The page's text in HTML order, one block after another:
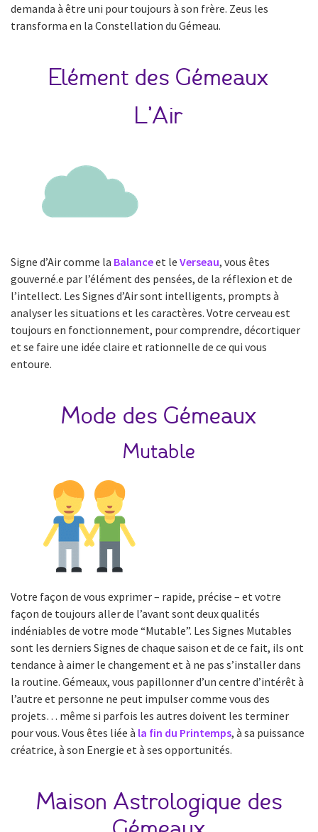
demanda à être uni pour toujours à son frère. Zeus les
transforma en la Constellation du Gémeau.
Elément des Gémeaux
L’Air
Signe d’Air comme la Balanceet le Verseau, vous êtes
gouverné.e par l’élément des pensées, de la réflexion et de
l’intellect. Les Signes d’Air sont intelligents, prompts à
analyser les situations et les caractères. Votre cerveau est
toujours en fonctionnement, pour comprendre, décortiquer
et se faire une idée claire et rationnelle de ce qui vous
entoure.
Mode des Gémeaux
Mutable
Votre façon de vous exprimer – rapide, précise – et votre
façon de toujours aller de l’avant sont deux qualités
indéniables de votre mode “Mutable”. Les Signes Mutables
sont les derniers Signes de chaque saison et de ce fait, ils ont
tendance à aimer le changement et à ne pas s’installer dans
la routine. Gémeaux, vous papillonner d’un centre d’intérêt à
l’autre et personne ne peut impulser comme vous des
projets… même si parfois les autres doivent les terminer
pour vous. Vous êtes liée à la fin du Printemps, à sa puissance
créatrice, à son Energie et à ses opportunités.
Maison Astrologique des